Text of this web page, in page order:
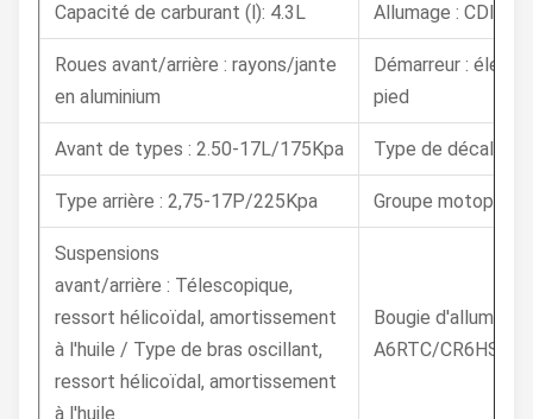
Capacité de carburant (l): 4.3L Allumage : CDI
Roues avant/arrière : rayons/jante
en aluminium
Démarreur :
pied
Avant de types : 2.50-17L/175Kpa Type de décalage
Type arrière : 2,75-17P/225Kpa Groupe
Suspensions
avant/arrière : Télescopique,
ressort hélicoïdal, amortissement
à l'huile / Type de bras oscillant,
ressort hélicoïdal, amortissement
à l'huile
Bougie d'allumage :
A6RTC/CR6HSA